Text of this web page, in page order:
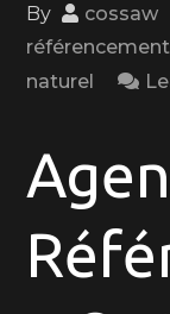
By cossaw
naturel